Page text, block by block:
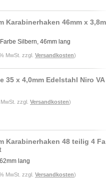
Karabinerhaken 46mm x
Silbern, 46mm lang
MwSt. zzgl. Versandkosten)
35 x 4,0mm Edelstahl Niro VA
zzgl. Versandkosten)
Karabinerhaken 48 teilig 4
lang
MwSt. zzgl. Versandkosten)